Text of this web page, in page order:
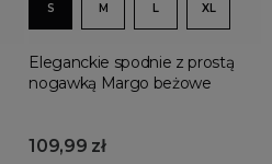
S M L XL
Eleganckie spodnie z prostą
nogawką Margo beżowe
109,99 zł